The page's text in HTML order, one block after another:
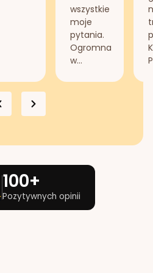
wszystkie
moje
pytania.
Ogromna
w...
100+
Pozytywnych opinii